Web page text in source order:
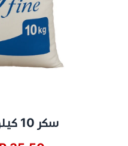
سكر 10 كيلو العزيمة ناعم